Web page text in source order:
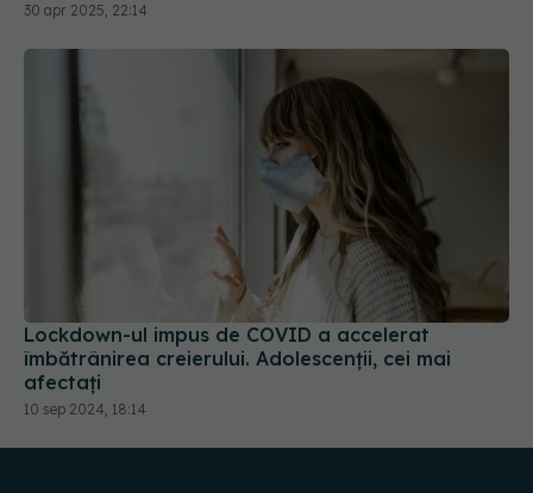
30 apr 2025, 22:14
Lockdown-ul impus de COVID a accelerat
îmbătrânirea creierului. Adolescenții, cei mai
afectați
10 sep 2024, 18:14